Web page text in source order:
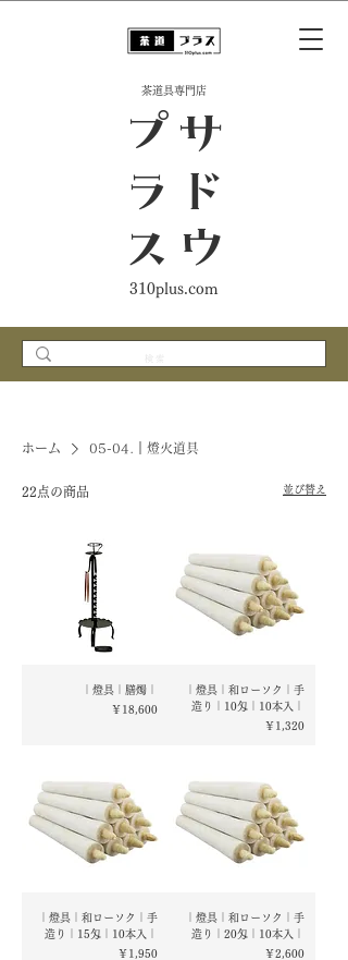
​茶道具専門店
サ
ド
ウ
プ
ラ
ス
310plus.com
ホーム 05-04.｜燈火道具
22点の商品 並び替え
｜燈具｜膳燭｜
価格
￥18,600
｜燈具｜和ローソク｜手
造り｜10匁｜10本入｜
価格
￥1,320
｜燈具｜和ローソク｜手
造り｜15匁｜10本入｜
価格
￥1,950
｜燈具｜和ローソク｜手
造り｜20匁｜10本入｜
価格
￥2,600